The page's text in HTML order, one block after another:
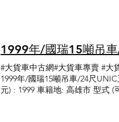
1999年/國瑞15噸吊
#大貨車中古網#大貨車專賣 #大
1999年/國瑞15噸吊車/24尺
元) : 1999 車籍地: 高雄市 型式